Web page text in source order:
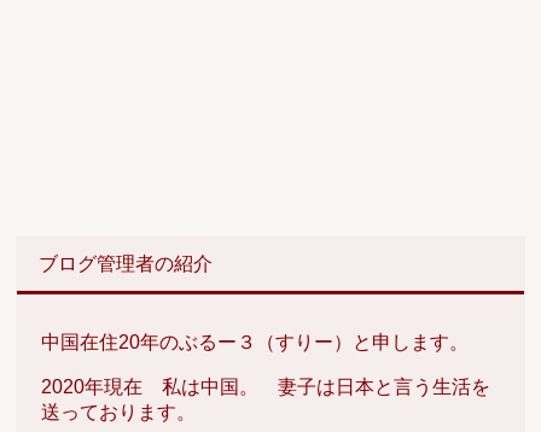
ブログ管理者の紹介
中国在住20年のぶるー３（すりー）と申します。
2020年現在 私は中国。 妻子は日本と言う生活を
送っております。